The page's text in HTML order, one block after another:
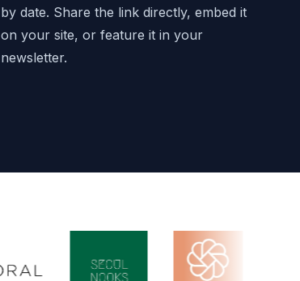
by date. Share the link directly, embed it
on your site, or feature it in your
newsletter.